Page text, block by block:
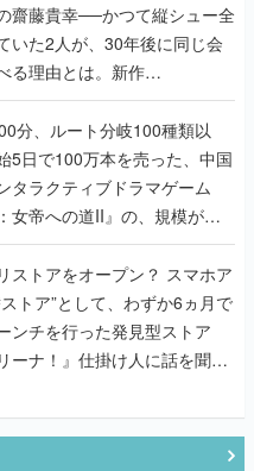
齋藤貴幸──かつて縦シュー全
いた2人が、30年後に同じ会
る理由とは。新作
EXTREME』で初タッグを組
ド2人に訊く開発秘話
分、ルート分岐100種類以
5日で100万本を売った、中国
タラクティブドラマゲーム
女帝への道II』の、規模が違
プロデューサーに聞いた
アをオープン？ スマホア
トア”として、わずか6ヵ月で
ンチを行った発見型ストア
ーナ！』仕掛け人に話を聞い